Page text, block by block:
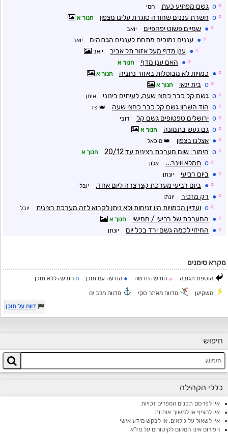
☼
o גשם מפתיע כעת חמי
☼
o חשרת עננים שחורה סוגרת עלינו מצפון חנוך א
☼
● שמיים פשוט יפהפיים יואב
☼
● עננים נמוכים מתחת לעננים הגבוהים יואב
☼
● ענן מדף מעל אזור תל אביב יואב
☼
● האם ענן מדף חנוך א
☼
● כמויות לא מבוטלות באזור נתניה חנוך א
☼
o בית ינאי חנוך א
☼
o גשם קל כבר כחצי שעה, לעיתים בינוני איתן
☼
o הוד השרון גשם קל כבר כחצי שעה פז
☼
o ירושלים טפטופים גשם קל דובי
☼
o גם געש בתמונה חנוך א
☼
● אצלנו בצפון מיכאל
☼
o הימור: שום מערכת רצינית עד 20/12 חנוך א
☼
o תמלא ווינר... אלון
☼
● ביום רביעי יונתן
☼
● ביום רביעי מערכת קצרצרה ליום אחד. יובל
☼
● רק מזכיר יונתן
☼
o ועדיין הכמויות היו זניחות ולא ניתן לקרוא לזה מערכת רצינית יובל
☼
● המערכת של רביעי / חמישי חנוך א
☼
● החיזוי לכמה גשם ירד בכל יום יונתן
מקרא סימנים
הוספת תגובה ☼ הודעה חדשה ● הודעה עם תוכן o הודעה ללא תוכן
משקיען מדווח מאתר סקי
מדווח מלב ים
דווח על תוכן
חיפוש
כללי הקהילה
אין לפרסם תכנים המפרים זכויות
אין להציף או למשוך אותיות
אין לשאול על גילאים, או לבקש מידע אישי
הפורום אינו המקום לקיטורים על מז"א